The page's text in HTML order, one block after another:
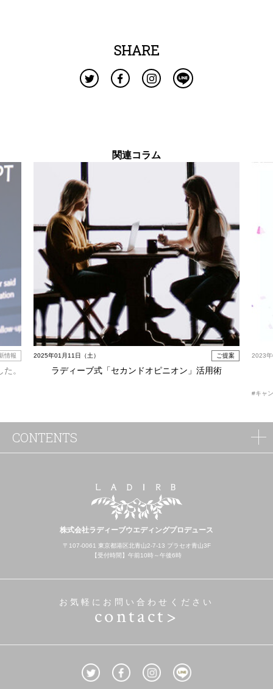
SHARE
関連コラム
情報
。
2025年01月11日（土） ご提案
ラディーブ式「セカンドオピニオン」活用術
2023
#キャ
株式会社ラディーブウエディングプロデュース
〒107-0061 東京都港区北青山2-7-13 プラセオ青山3F
【受付時間】午前10時～午後6時
お気軽にお問い合わせください
contact>
CONTENTS